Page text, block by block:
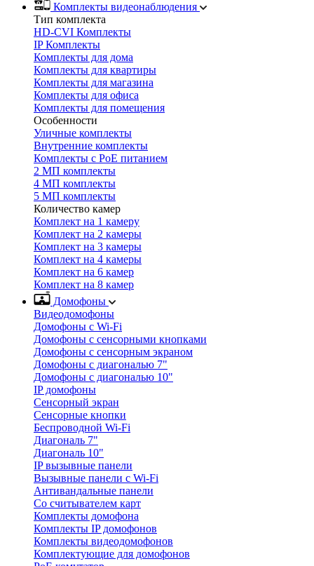
Комплекты видеонаблюдения
Тип комплекта
HD-CVI Комплекты
IP Комплекты
Комплекты для дома
Комплекты для квартиры
Комплекты для магазина
Комплекты для офиса
Комплекты для помещения
Особенности
Уличные комплекты
Внутренние комплекты
Комплекты с PoE питанием
2 МП комплекты
4 МП комплекты
5 МП комплекты
Количество камер
Комплект на 1 камеру
Комплект на 2 камеры
Комплект на 3 камеры
Комплект на 4 камеры
Комплект на 6 камер
Комплект на 8 камер
Домофоны
Видеодомофоны
Домофоны с Wi-Fi
Домофоны с сенсорными кнопками
Домофоны с сенсорным экраном
Домофоны с диагональю 7"
Домофоны с диагональю 10"
IP домофоны
Сенсорный экран
Сенсорные кнопки
Беспроводной Wi-Fi
Диагональ 7"
Диагональ 10"
IP вызывные панели
Вызывные панели с Wi-Fi
Антивандальные панели
Со считывателем карт
Комплекты домофона
Комплекты IP домофонов
Комплекты видеодомофонов
Комплектующие для домофонов